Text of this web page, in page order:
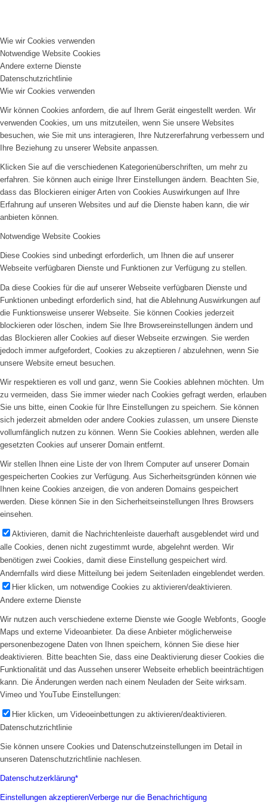
Wie wir Cookies verwenden
Notwendige Website Cookies
Andere externe Dienste
Datenschutzrichtlinie
Wie wir Cookies verwenden
Wir können Cookies anfordern, die auf Ihrem Gerät eingestellt werden. Wir
verwenden Cookies, um uns mitzuteilen, wenn Sie unsere Websites
besuchen, wie Sie mit uns interagieren, Ihre Nutzererfahrung verbessern und
Ihre Beziehung zu unserer Website anpassen.
Klicken Sie auf die verschiedenen Kategorienüberschriften, um mehr zu
erfahren. Sie können auch einige Ihrer Einstellungen ändern. Beachten Sie,
dass das Blockieren einiger Arten von Cookies Auswirkungen auf Ihre
Erfahrung auf unseren Websites und auf die Dienste haben kann, die wir
anbieten können.
Notwendige Website Cookies
Diese Cookies sind unbedingt erforderlich, um Ihnen die auf unserer
Webseite verfügbaren Dienste und Funktionen zur Verfügung zu stellen.
Da diese Cookies für die auf unserer Webseite verfügbaren Dienste und
Funktionen unbedingt erforderlich sind, hat die Ablehnung Auswirkungen auf
die Funktionsweise unserer Webseite. Sie können Cookies jederzeit
blockieren oder löschen, indem Sie Ihre Browsereinstellungen ändern und
das Blockieren aller Cookies auf dieser Webseite erzwingen. Sie werden
jedoch immer aufgefordert, Cookies zu akzeptieren / abzulehnen, wenn Sie
unsere Website erneut besuchen.
Wir respektieren es voll und ganz, wenn Sie Cookies ablehnen möchten. Um
zu vermeiden, dass Sie immer wieder nach Cookies gefragt werden, erlauben
Sie uns bitte, einen Cookie für Ihre Einstellungen zu speichern. Sie können
sich jederzeit abmelden oder andere Cookies zulassen, um unsere Dienste
vollumfänglich nutzen zu können. Wenn Sie Cookies ablehnen, werden alle
gesetzten Cookies auf unserer Domain entfernt.
Wir stellen Ihnen eine Liste der von Ihrem Computer auf unserer Domain
gespeicherten Cookies zur Verfügung. Aus Sicherheitsgründen können wie
Ihnen keine Cookies anzeigen, die von anderen Domains gespeichert
werden. Diese können Sie in den Sicherheitseinstellungen Ihres Browsers
einsehen.
Aktivieren, damit die Nachrichtenleiste dauerhaft ausgeblendet wird und
alle Cookies, denen nicht zugestimmt wurde, abgelehnt werden. Wir
benötigen zwei Cookies, damit diese Einstellung gespeichert wird.
Andernfalls wird diese Mitteilung bei jedem Seitenladen eingeblendet werden.
Hier klicken, um notwendige Cookies zu aktivieren/deaktivieren.
Andere externe Dienste
Wir nutzen auch verschiedene externe Dienste wie Google Webfonts, Google
Maps und externe Videoanbieter. Da diese Anbieter möglicherweise
personenbezogene Daten von Ihnen speichern, können Sie diese hier
deaktivieren. Bitte beachten Sie, dass eine Deaktivierung dieser Cookies die
Funktionalität und das Aussehen unserer Webseite erheblich beeinträchtigen
kann. Die Änderungen werden nach einem Neuladen der Seite wirksam.
Vimeo und YouTube Einstellungen:
Hier klicken, um Videoeinbettungen zu aktivieren/deaktivieren.
Datenschutzrichtlinie
Sie können unsere Cookies und Datenschutzeinstellungen im Detail in
unseren Datenschutzrichtlinie nachlesen.
Datenschutzerklärung*
Einstellungen akzeptierenVerberge nur die Benachrichtigung